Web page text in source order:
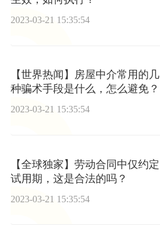
2023-03-21 15:35:54
【世界热闻】房屋中介常用的几
种骗术手段是什么，怎么避免？
2023-03-21 15:35:54
【全球独家】劳动合同中仅约定
试用期，这是合法的吗？
2023-03-21 15:35:54